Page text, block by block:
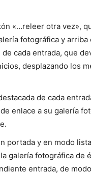
«…releer otra vez»,
fotográfica y
cada entrada, que
desplazando los
de cada
enlace a su galería
portada y en modo
galería fotográfica de
entrada, de